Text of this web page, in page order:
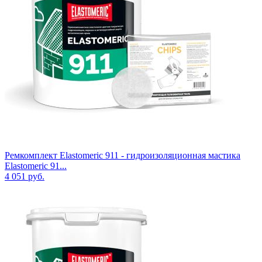
Ремкомплект Elastomeric 911 - гидроизоляционная мастика
Elastomeric 91...
4 051 руб.